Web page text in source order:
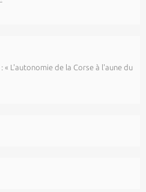
« L'autonomie de la Corse à l'aune du